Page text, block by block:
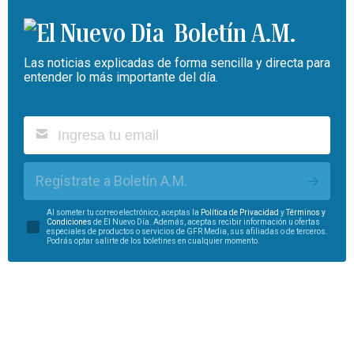
Boletín A.M.
Las noticias explicadas de forma sencilla y directa para
entender lo más importante del día.
Regístrate a Boletín A.M.
Al someter tu correo electrónico, aceptas la Política de Privacidad yTérminos y
Condiciones de El Nuevo Día. Además, aceptas recibir información u ofertas
especiales de productos o servicios de GFR Media, sus afiliadas o de terceros.
Podrás optar salirte de los boletines en cualquier momento.